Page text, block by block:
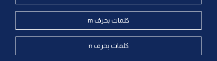
كلمات بحرف m
كلمات بحرف n